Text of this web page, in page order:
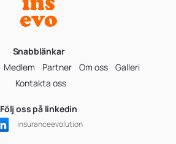
Snabblänkar
Medlem Partner Om oss
Galleri
Kontakta oss
Följ oss på linkedin
insuranceevolution